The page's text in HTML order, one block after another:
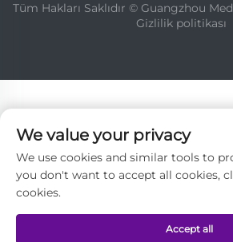
Tüm Hakları Saklıdır © Guangzhou
Gizlilik politikası
We value your privacy
We use cookies and similar tools to
you don't want to accept all cookies,
cookies.
Accept all